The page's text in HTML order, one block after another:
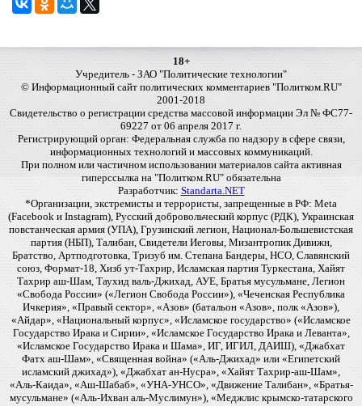
18+
Учредитель - ЗАО "Политические технологии"
© Информационный сайт политических комментариев "Политком.RU"
2001-2018
Свидетельство о регистрации средства массовой информации Эл № ФС77-
69227 от 06 апреля 2017 г.
Регистрирующий орган: Федеральная служба по надзору в сфере связи,
информационных технологий и массовых коммуникаций.
При полном или частичном использовании материалов сайта активная
гиперссылка на "Политком.RU" обязательна
Разработчик: Standarta.NET
*Организации, экстремисты и террористы, запрещенные в РФ: Meta
(Facebook и Instagram), Русский добровольческий корпус (РДК), Украинская
повстанческая армия (УПА), Грузинский легион, Национал-Большевистская
партия (НБП), Талибан, Свидетели Иеговы, Мизантропик Дивижн,
Братство, Артподготовка, Тризуб им. Степана Бандеры, НСО, Славянский
союз, Формат-18, Хизб ут-Тахрир, Исламская партия Туркестана, Хайят
Тахрир аш-Шам, Таухид валь-Джихад, АУЕ, Братья мусульмане, Легион
«Свобода России» («Легион Свобода России»), «Чеченская Республика
Ичкерия», «Правый сектор», «Азов» (батальон «Азов», полк «Азов»),
«Айдар», «Национальный корпус», «Исламское государство» («Исламское
Государство Ирака и Сирии», «Исламское Государство Ирака и Леванта»,
«Исламское Государство Ирака и Шама», ИГ, ИГИЛ, ДАИШ), «Джабхат
Фатх аш-Шам», «Священная война» («Аль-Джихад» или «Египетский
исламский джихад»), «Джабхат ан-Нусра», «Хайят Тахрир-аш-Шам»,
«Аль-Каида», «Аш-Шабаб», «УНА-УНСО», «Движение Талибан», «Братья-
мусульмане» («Аль-Ихван аль-Муслимун»), «Меджлис крымско-татарского